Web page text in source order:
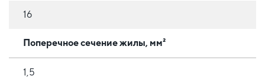
16
Поперечное сечение жилы, мм²
1,5